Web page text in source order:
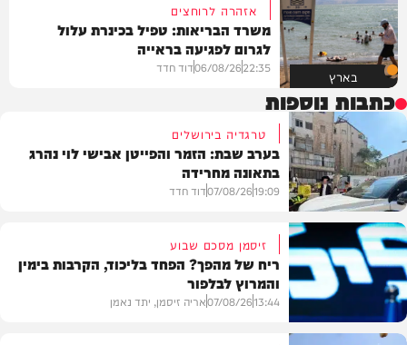
בארץ
אזהרה לרוחצים
משרד הבריאות: טפיל בכינרת עלול
לגרום לפגיעה בראייה
22:35
06/08/26דוד חדד
כתבות נוספות
בארץ
טרגדיה בירושלים
בערב שבת: הזמר והפייטן אבישי לוי נהרג
בתאונה מחרידה
19:09
07/08/26דוד חדד
זיסמן מסכם שבוע
ריח של מהפך? הפחד בליכוד, הקרבות בימין
והמרוץ לבלפור
13:44
07/08/26אריה זיסמן, יתד נאמן